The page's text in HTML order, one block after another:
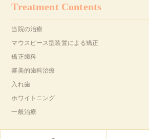
Treatment Contents
当院の治療
マウスピース型装置による矯正
矯正歯科
審美的歯科治療
入れ歯
ホワイトニング
一般治療
Copyright(C) YAMAGUCHI Dental Clinic All Right Reserved.